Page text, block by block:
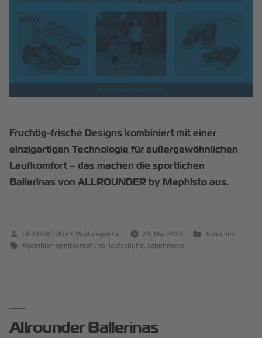
Fruchtig-frische Designs kombiniert mit einer
einzigartigen Technologie für außergewöhnlichen
Laufkomfort – das machen die sportlichen
Ballerinas von ALLROUNDER by Mephisto aus.
DESIGNSTUUV® Werbeagentur 29. Mai 2020
Aktuelles
#gembler, gemblerschuhe laufschuhe schuhmode
Allrounder Ballerinas